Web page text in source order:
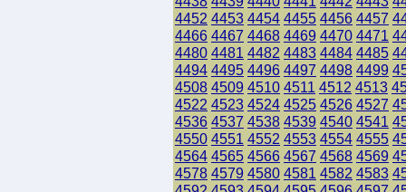
4452 4453 4454 4455 4456 4457
4466 4467 4468 4469 4470 4471
4480 4481 4482 4483 4484 4485
4494 4495 4496 4497 4498 4499
4508 4509 4510 4511 4512 4513
4522 4523 4524 4525 4526 4527
4536 4537 4538 4539 4540 4541
4550 4551 4552 4553 4554 4555
4564 4565 4566 4567 4568 4569
4578 4579 4580 4581 4582 4583